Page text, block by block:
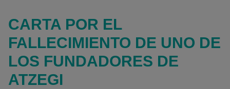
CARTA POR EL
FALLECIMIENTO DE UNO DE
LOS FUNDADORES DE
ATZEGI